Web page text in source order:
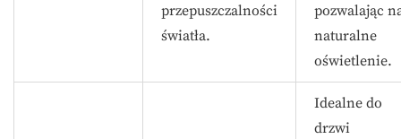
przepuszczalności
światła.
pozwalając
naturalne
oświetlenie.
Idealne do
drzwi